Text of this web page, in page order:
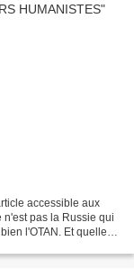
accessible aux
pas la Russie qui
l'OTAN. Et quelles